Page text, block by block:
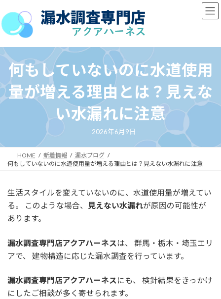
ン
テ
ツ
キ
ッ
ビ
ゲ
シ
に
移
何もしていないのに水道使用
量が増える理由とは？見えな
い水漏れに注意
2026年6月9日
HOME 新着情報
漏水ブログ
何もしていないのに水道使用量が増える理由とは？見えない水漏れに注意
生活スタイルを変えていないのに、水道使用量が増えてい
る。 このような場合、
見えない水漏れが原因の可能性が
あります。
漏水調査専門店アクアハーネス は、 群馬・栃木・埼玉エリ
アで、 建物構造に応じた漏水調査を行っています。
漏水調査専門店アクアハーネス にも、 検針結果をきっかけ
にしたご相談が多く寄せられます。